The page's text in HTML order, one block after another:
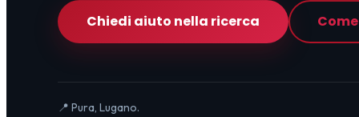
Chiedi aiuto nella ricerca
📍 Pura, Lugano.